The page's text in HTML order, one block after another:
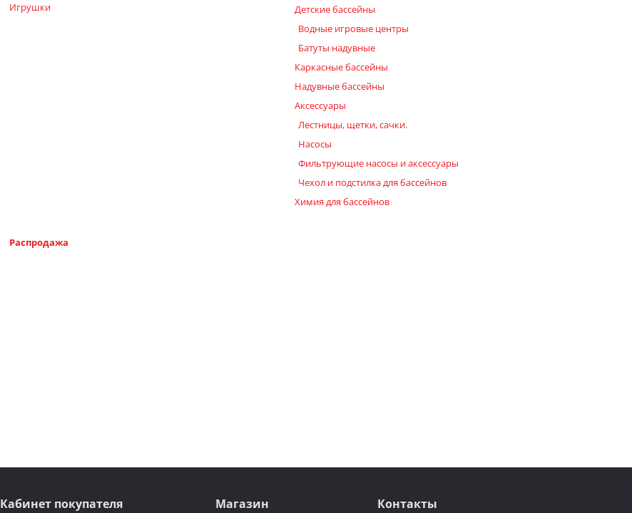
Игрушки
Детские бассейны
Водные игровые центры
Батуты надувные
Каркасные бассейны
Надувные бассейны
Аксессуары
Лестницы, щетки, сачки.
Насосы
Фильтрующие насосы и аксессуары
Чехол и подстилка для бассейнов
Химия для бассейнов
Распродажа
Кабинет покупателя Магазин Контакты